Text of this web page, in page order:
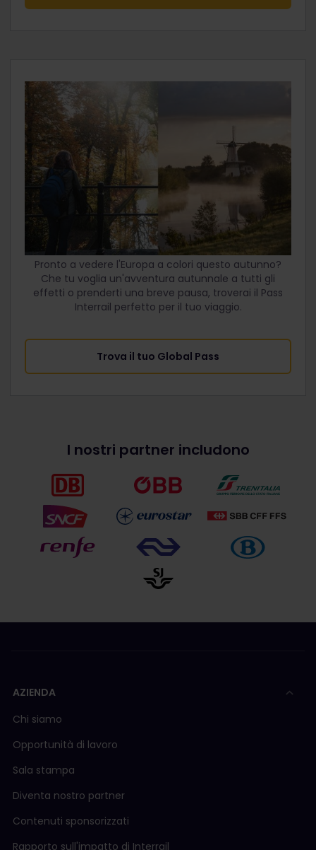
Pronto a vedere l'Europa a colori questo autunno?
Che tu voglia un'avventura autunnale a tutti gli
effetti o prenderti una breve pausa, troverai il Pass
Interrail perfetto per il tuo viaggio.
Trova il tuo Global Pass
I nostri partner includono
AZIENDA
Chi siamo
Opportunità di lavoro
Sala stampa
Diventa nostro partner
Contenuti sponsorizzati
Rapporto sull'impatto di Interrail